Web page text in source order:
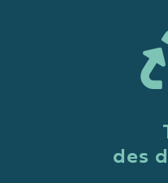
des